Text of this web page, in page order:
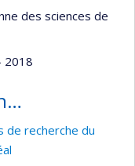
des sciences de
2018
de recherche du